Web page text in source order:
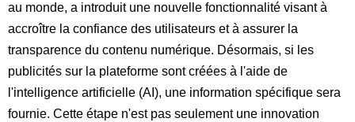
au monde, a introduit une nouvelle fonctionnalité visant à
accroître la confiance des utilisateurs et à assurer la
transparence du contenu numérique. Désormais, si les
publicités sur la plateforme sont créées à l'aide de
l'intelligence artificielle (AI), une information spécifique sera
fournie. Cette étape n'est pas seulement une innovation